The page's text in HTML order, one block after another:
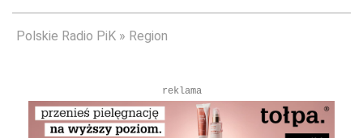
Polskie Radio PiK Region
reklama